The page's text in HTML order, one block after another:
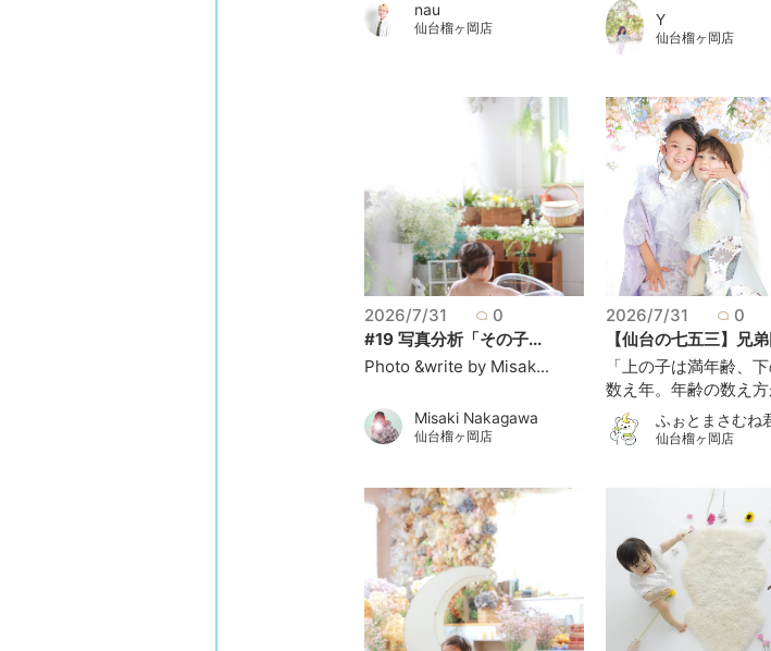
nau
仙台榴ヶ岡店
Y
仙台榴ヶ岡店
2026/7/31
0
#19 写真分析「その子...
Photo &write by Misak...
Misaki Nakagawa
仙台榴ヶ岡店
2026/7/31
0
【仙台の七五三】兄
「上の子は満年齢、
数え年。年齢の数え
ふぉとまさむね
仙台榴ヶ岡店